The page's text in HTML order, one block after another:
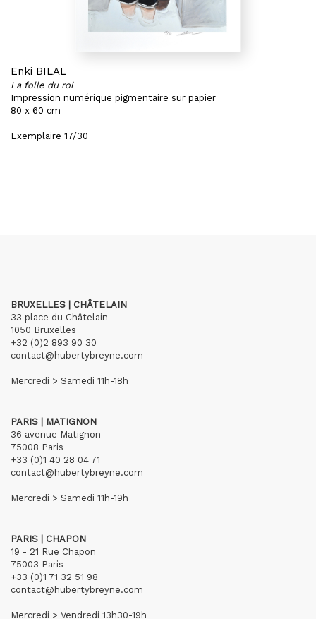
Enki BILAL
La folle du roi
Impression numérique pigmentaire sur papier
80 x 60 cm
Exemplaire 17/30
BRUXELLES | CHÂTELAIN
33 place du Châtelain
1050 Bruxelles
+32 (0)2 893 90 30
contact@hubertybreyne.com
Mercredi > Samedi 11h-18h
PARIS | MATIGNON
36 avenue Matignon
75008 Paris
+33 (0)1 40 28 04 71
contact@hubertybreyne.com
Mercredi > Samedi 11h-19h
PARIS | CHAPON
19 - 21 Rue Chapon
75003 Paris
+33 (0)1 71 32 51 98
contact@hubertybreyne.com
Mercredi > Vendredi 13h30-19h